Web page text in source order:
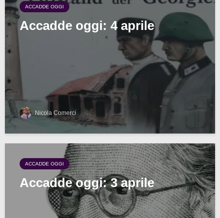
ACCADDE OGGI
Accadde oggi: 4 aprile
Nicola Comerci
ACCADDE OGGI
Accadde oggi: 3 aprile